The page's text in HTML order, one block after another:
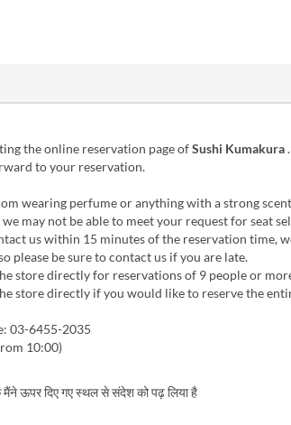
the online reservation page ofSushi Kumakura.
to your reservation.
wearing perfume or anything with a strong
may not be able to meet your request for seat
us within 15 minutes of the reservation time,
please be sure to contact us if you are late.
store directly for reservations of 9 people or
store directly if you would like to reserve the
03-6455-2035
10:00)
मैंने ऊपर दिए गए स्थल से संदेश को पढ़ लिया है